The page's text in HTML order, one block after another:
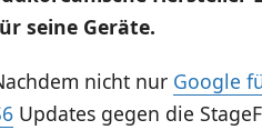
seine Geräte.
nicht nur Google
Updates gegen die